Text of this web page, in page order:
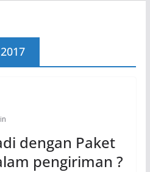
dengan Paket
pengiriman ?